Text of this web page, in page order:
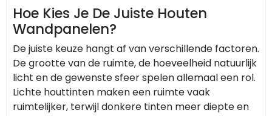
Hoe Kies Je De Juiste Houten
Wandpanelen?
De juiste keuze hangt af van verschillende factoren.
De grootte van de ruimte, de hoeveelheid natuurlijk
licht en de gewenste sfeer spelen allemaal een rol.
Lichte houttinten maken een ruimte vaak
ruimtelijker, terwijl donkere tinten meer diepte en